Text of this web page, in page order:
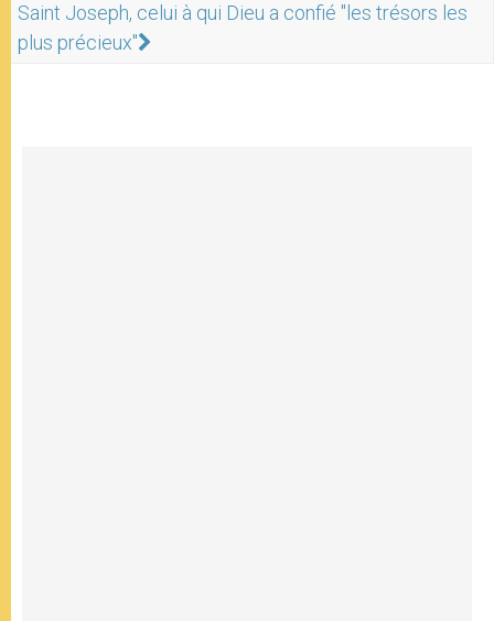
Saint Joseph, celui à qui Dieu a confié "les trésors les
plus précieux"